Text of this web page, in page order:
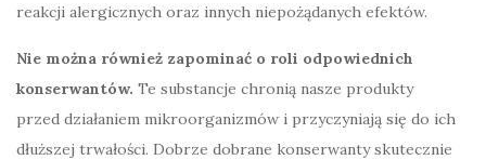
reakcji alergicznych oraz innych niepożądanych efektów.
Nie można również zapominać o roli odpowiednich
konserwantów. Te substancje chronią nasze produkty
przed działaniem mikroorganizmów i przyczyniają się do ich
dłuższej trwałości. Dobrze dobrane konserwanty skutecznie